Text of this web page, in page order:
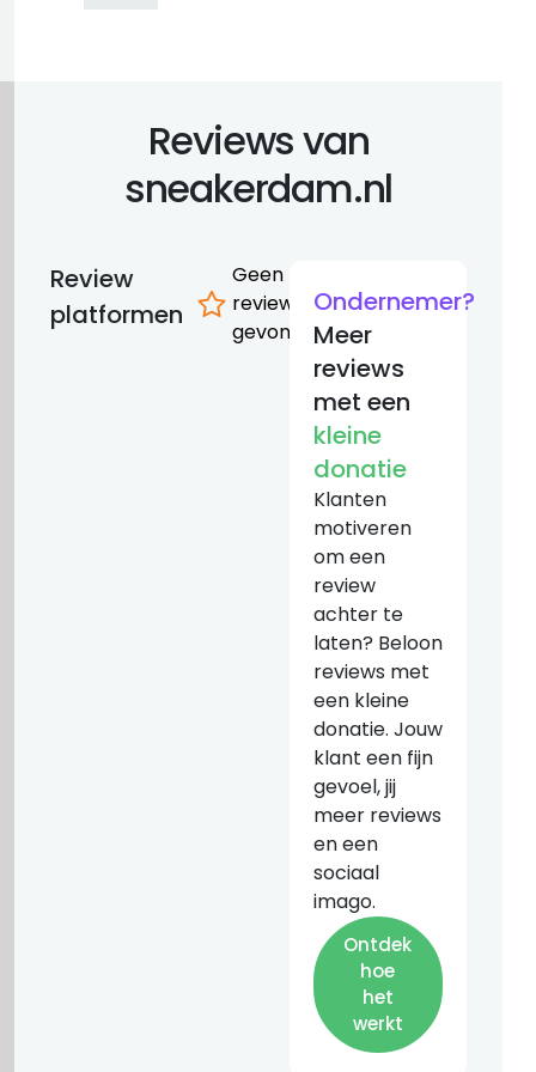
Reviews van
sneakerdam.nl
Review
platformen
Geen
reviews
gevonden
Ondernemer?
Meer
reviews
met een
kleine
donatie
Klanten
motiveren
om een
review
achter te
laten? Beloon
reviews met
een kleine
donatie. Jouw
klant een fijn
gevoel, jij
meer reviews
en een
sociaal
imago.
Ontdek
hoe
het
werkt